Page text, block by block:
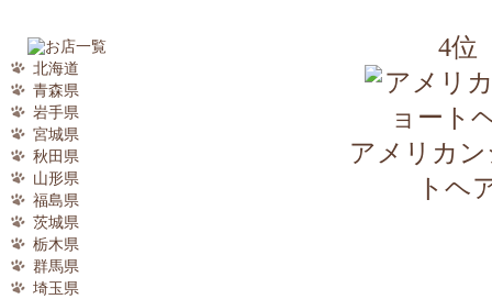
北海道
青森県
岩手県
宮城県
秋田県
山形県
福島県
茨城県
栃木県
群馬県
埼玉県
4位
アメリカ
トヘ